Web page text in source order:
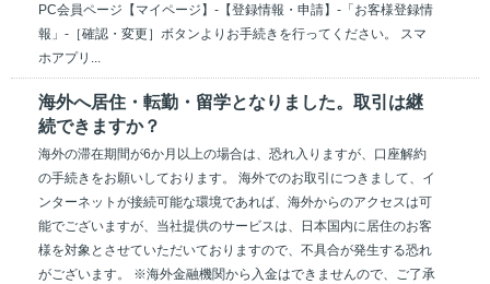
PC会員ページ【マイページ】-【登録情報・申請】-「お客様登録情
報」-［確認・変更］ボタンよりお手続きを行ってください。 スマ
ホアプリ...
海外へ居住・転勤・留学となりました。取引は継
続できますか？
海外の滞在期間が6か月以上の場合は、恐れ入りますが、口座解約
の手続きをお願いしております。 海外でのお取引につきまして、イ
ンターネットが接続可能な環境であれば、海外からのアクセスは可
能でございますが、当社提供のサービスは、日本国内に居住のお客
様を対象とさせていただいておりますので、不具合が発生する恐れ
がございます。 ※海外金融機関から入金はできませんので、ご了承